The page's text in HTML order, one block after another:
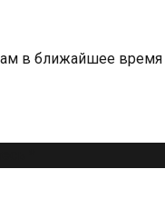
в ближайшее время